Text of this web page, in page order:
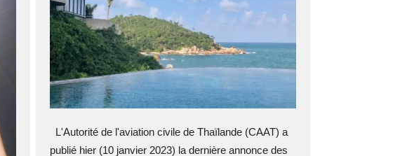
L'Autorité de l'aviation civile de Thaïlande (CAAT) a
publié hier (10 janvier 2023) la dernière annonce des